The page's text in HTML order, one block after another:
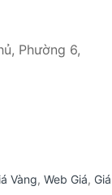
Phường 6,
Vàng, Web Giá, Giá